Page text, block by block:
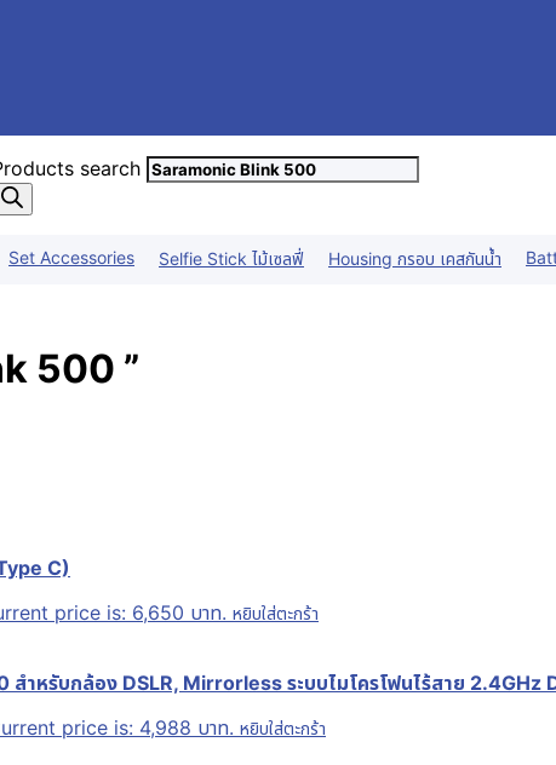
search
Set Accessories Selfie Stick ไม้เซลฟี่ Housing กรอบ เคสกันน้ำ
500 ”
C)
price is: 6,650 บาท. หยิบใส่ตะกร้า
หรับกล้อง DSLR, Mirrorless ระบบไมโครโฟนไร้สาย 2.4GHz
price is: 4,988 บาท. หยิบใส่ตะกร้า